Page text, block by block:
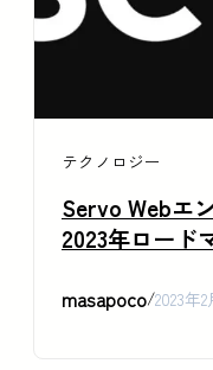
テクノロジー
Servo Webエ
2023年ロード
masapoco/2023年